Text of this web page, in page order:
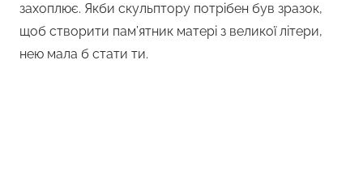
захоплює. Якби скульптору потрібен був зразок,
щоб створити пам’ятник матері з великої літери,
нею мала б стати ти.